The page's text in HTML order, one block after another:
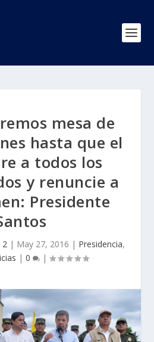
mesa de
hasta que el
a todos los
y renuncie a
Presidente
2 | May 27, 2016 | Presidencia,
| 0 |